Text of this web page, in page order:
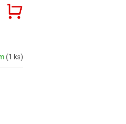
(1 ks)